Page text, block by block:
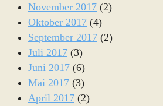
November 2017 (2)
Oktober 2017 (4)
September 2017 (2)
Juli 2017 (3)
Juni 2017 (6)
Mai 2017 (3)
April 2017 (2)